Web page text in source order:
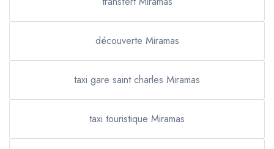
découverte Miramas
taxi gare saint charles Miramas
taxi touristique Miramas